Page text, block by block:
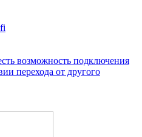
возможность подключения
перехода от другого